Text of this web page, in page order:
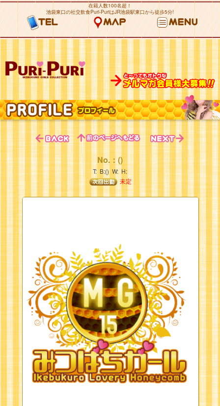
在籍人数100名超！
池袋東口の社交飲食Puri-PuriはJR池袋駅東口から徒歩5分!
No.：()
T: B:() W: H:
未定